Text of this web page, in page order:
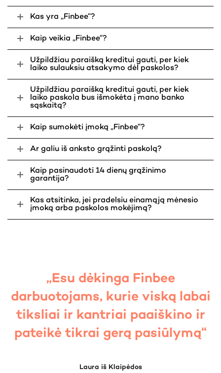
mokestis:
20€
Pildyti paraišką
Konkretų paskolos pasiūlymą kiekvienam klientui
paskolą. Todėl Jums siūlomos sąlygos gali skirtis nuo
tų, kurias matote šiame pavyzdyje. Maksimali
BVKKMN – 63.97%.
Kas yra „Finbee“?
Kaip veikia „Finbee“?
Užpildžiau paraišką kreditui gauti, per kiek
laiko sulauksiu atsakymo dėl paskolos?
Užpildžiau paraišką kreditui gauti, per kiek
laiko paskola bus išmokėta į mano banko
sąskaitą?
Kaip sumokėti įmoką „Finbee“?
Ar galiu iš anksto grąžinti paskolą?
Kaip pasinaudoti 14 dienų grąžinimo
garantija?
Kas atsitinka, jei pradelsiu einamąją mėnesio
įmoką arba paskolos mokėjimą?
„Esu dėkinga Finbee
darbuotojams, kurie viską labai
tiksliai ir kantriai paaiškino ir
pateikė tikrai gerą pasiūlymą“
Laura iš Klaipėdos